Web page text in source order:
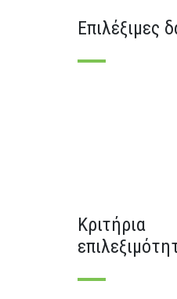
Επιλέξιμες
Κριτήρια